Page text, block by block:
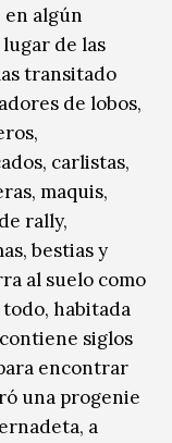
en algún
de las
transitado
de lobos,
carlistas,
maquis,
rally,
bestias y
al suelo como
todo, habitada
siglos
encontrar
una progenie
a